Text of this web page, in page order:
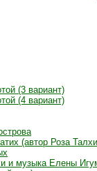
(3 вариант)
(4 вариант)
(автор Роза
и музыка Елены